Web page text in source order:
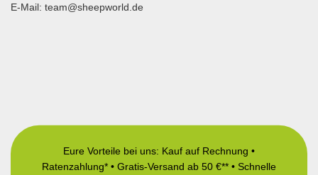
E-Mail: team@sheepworld.de
Eure Vorteile bei uns: Kauf auf Rechnung •
Ratenzahlung* • Gratis-Versand ab 50 €** • Schnelle